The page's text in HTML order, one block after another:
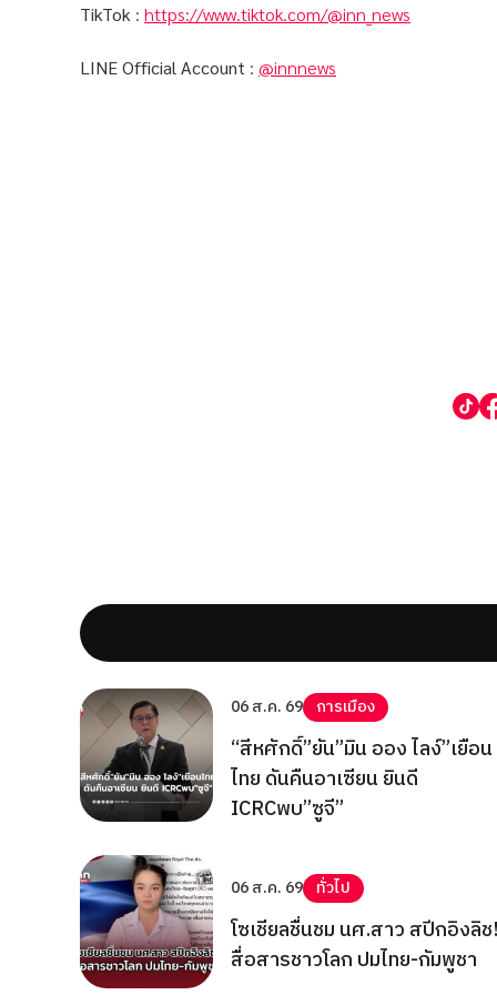
TikTok : https://www.tiktok.com/@inn_news
LINE Official Account : @innnews
06 ส.ค. 69 การเมือง
“สีหศักดิ์”ยัน”มิน ออง ไลง์”เยือน
ไทย ดันคืนอาเซียน ยินดี
ICRCพบ”ซูจี”
06 ส.ค. 69 ทั่วไป
โซเชียลชื่นชม นศ.สาว สปีกอิงลิช!
สื่อสารชาวโลก ปมไทย-กัมพูชา